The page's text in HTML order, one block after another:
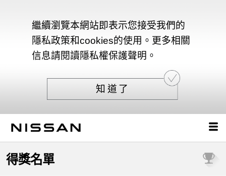
繼續瀏覽本網站即表示您接受我們的
隱私政策和cookies的使用。更多相關
信息請閱讀隱私權保護聲明。
知道了
得獎名單